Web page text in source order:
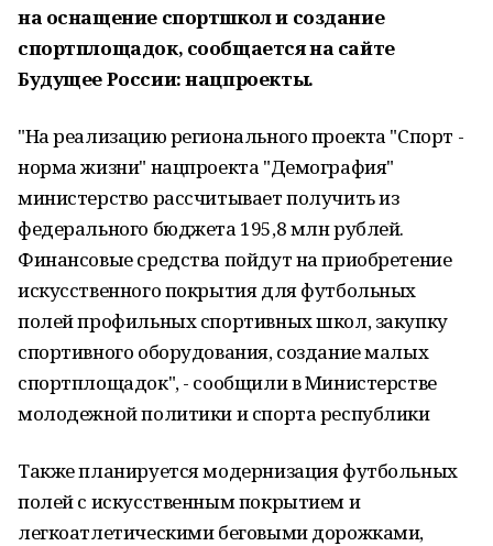
на оснащение спортшкол и создание
спортплощадок, сообщается на сайте
Будущее России: нацпроекты.
"На реализацию регионального проекта "Спорт -
норма жизни" нацпроекта "Демография"
министерство рассчитывает получить из
федерального бюджета 195,8 млн рублей.
Финансовые средства пойдут на приобретение
искусственного покрытия для футбольных
полей профильных спортивных школ, закупку
спортивного оборудования, создание малых
спортплощадок", - сообщили в Министерстве
молодежной политики и спорта республики
Также планируется модернизация футбольных
полей с искусственным покрытием и
легкоатлетическими беговыми дорожками,